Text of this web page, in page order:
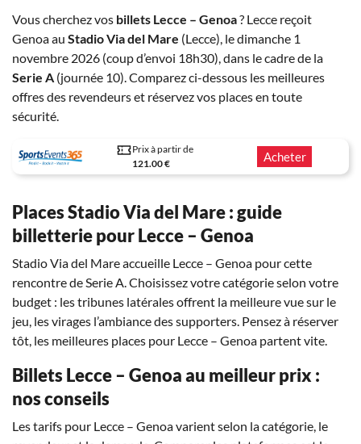
Vous cherchez vos billets Lecce – Genoa? Lecce reçoit
Genoa au Stadio Via del Mare (Lecce), le dimanche 1
novembre 2026 (coup d’envoi 18h30), dans le cadre de la
Serie A (journée 10). Comparez ci-dessous les meilleures
offres des revendeurs et réservez vos places en toute
sécurité.
Prix à partir de
121.00 €
Acheter
Places Stadio Via del Mare : guide
billetterie pour Lecce – Genoa
Stadio Via del Mare accueille Lecce – Genoa pour cette
rencontre de Serie A. Choisissez votre catégorie selon votre
budget : les tribunes latérales offrent la meilleure vue sur le
jeu, les virages l’ambiance des supporters. Pensez à réserver
tôt, les meilleures places pour Lecce – Genoa partent vite.
Billets Lecce – Genoa au meilleur prix :
nos conseils
Les tarifs pour Lecce – Genoa varient selon la catégorie, le